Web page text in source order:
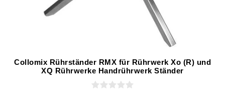
Collomix Rührständer RMX für Rührwerk Xo (R) und
XQ Rührwerke Handrührwerk Ständer